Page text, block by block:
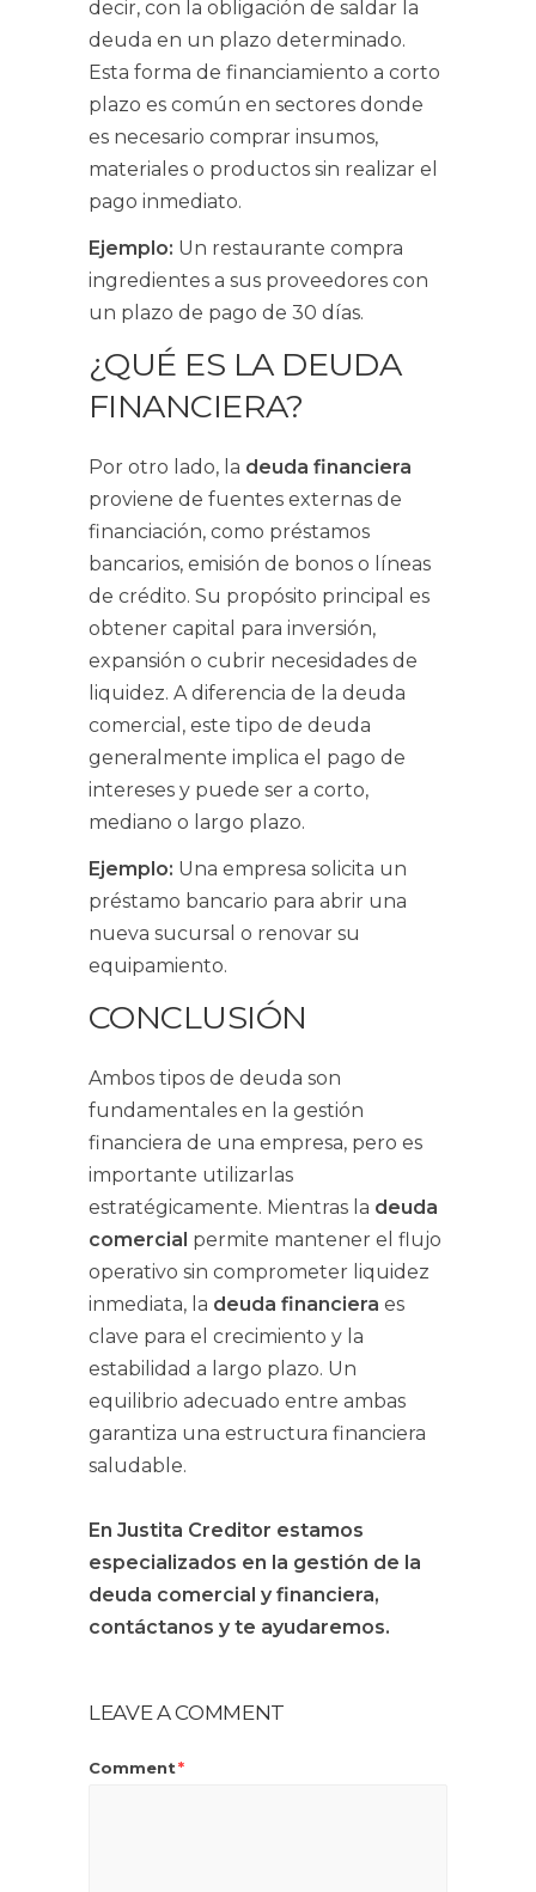
decir, con la obligación de saldar la
deuda en un plazo determinado.
Esta forma de financiamiento a corto
plazo es común en sectores donde
es necesario comprar insumos,
materiales o productos sin realizar el
pago inmediato.
Ejemplo: Un restaurante compra
ingredientes a sus proveedores con
un plazo de pago de 30 días.
¿QUÉ ES LA DEUDA
FINANCIERA?
Por otro lado, la deuda financiera
proviene de fuentes externas de
financiación, como préstamos
bancarios, emisión de bonos o líneas
de crédito. Su propósito principal es
obtener capital para inversión,
expansión o cubrir necesidades de
liquidez. A diferencia de la deuda
comercial, este tipo de deuda
generalmente implica el pago de
intereses y puede ser a corto,
mediano o largo plazo.
Ejemplo: Una empresa solicita un
préstamo bancario para abrir una
nueva sucursal o renovar su
equipamiento.
CONCLUSIÓN
Ambos tipos de deuda son
fundamentales en la gestión
financiera de una empresa, pero es
importante utilizarlas
estratégicamente. Mientras la deuda
comercial permite mantener el flujo
operativo sin comprometer liquidez
inmediata, la deuda financiera es
clave para el crecimiento y la
estabilidad a largo plazo. Un
equilibrio adecuado entre ambas
garantiza una estructura financiera
saludable.
En Justita Creditor estamos
especializados en la gestión de la
deuda comercial y financiera,
contáctanos y te ayudaremos.
LEAVE A COMMENT
Comment*